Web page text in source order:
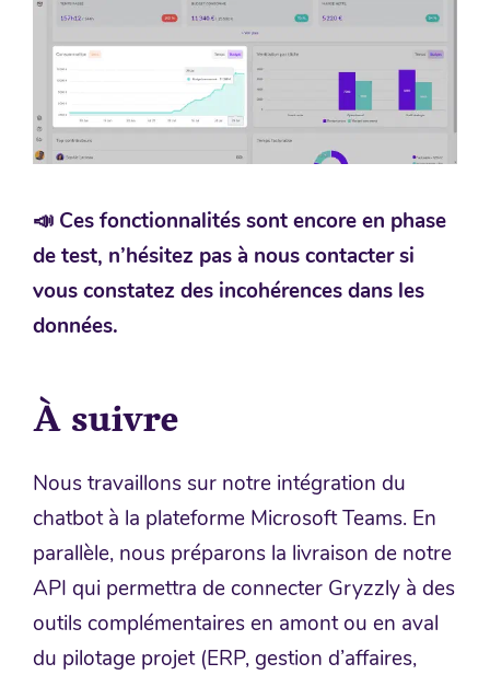
📣 Ces fonctionnalités sont encore en phase
de test, n’hésitez pas à nous contacter si
vous constatez des incohérences dans les
données.
À suivre
Nous travaillons sur notre intégration du
chatbot à la plateforme Microsoft Teams. En
parallèle, nous préparons la livraison de notre
API qui permettra de connecter Gryzzly à des
outils complémentaires en amont ou en aval
du pilotage projet (ERP, gestion d’affaires,